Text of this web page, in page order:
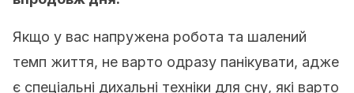
Якщо у вас напружена робота та шалений
темп життя, не варто одразу панікувати, адже
є спеціальні дихальні техніки для сну, які варто